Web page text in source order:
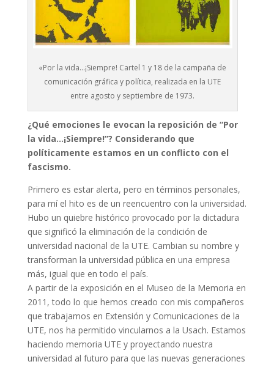
«Por la vida…¡Siempre! Cartel 1 y 18 de la campaña de
comunicación gráfica y política, realizada en la UTE
entre agosto y septiembre de 1973.
¿Qué emociones le evocan la reposición de “Por
la vida…¡Siempre!”? Considerando que
políticamente estamos en un conflicto con el
fascismo.
Primero es estar alerta, pero en términos personales,
para mí el hito es de un reencuentro con la universidad.
Hubo un quiebre histórico provocado por la dictadura
que significó la eliminación de la condición de
universidad nacional de la UTE. Cambian su nombre y
transforman la universidad pública en una empresa
más, igual que en todo el país.
A partir de la exposición en el Museo de la Memoria en
2011, todo lo que hemos creado con mis compañeros
que trabajamos en Extensión y Comunicaciones de la
UTE, nos ha permitido vincularnos a la Usach. Estamos
haciendo memoria UTE y proyectando nuestra
universidad al futuro para que las nuevas generaciones